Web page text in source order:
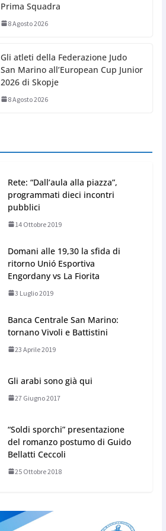
Prima Squadra
8 Agosto 2026
Gli atleti della Federazione Judo
San Marino all’European Cup Junior
2026 di Skopje
8 Agosto 2026
Rete: “Dall’aula alla piazza”,
programmati dieci incontri
pubblici
14 Ottobre 2019
Domani alle 19,30 la sfida di
ritorno Unió Esportiva
Engordany vs La Fiorita
3 Luglio 2019
Banca Centrale San Marino:
tornano Vivoli e Battistini
23 Aprile 2019
Gli arabi sono già qui
27 Giugno 2017
“Soldi sporchi” presentazione
del romanzo postumo di Guido
Bellatti Ceccoli
25 Ottobre 2018